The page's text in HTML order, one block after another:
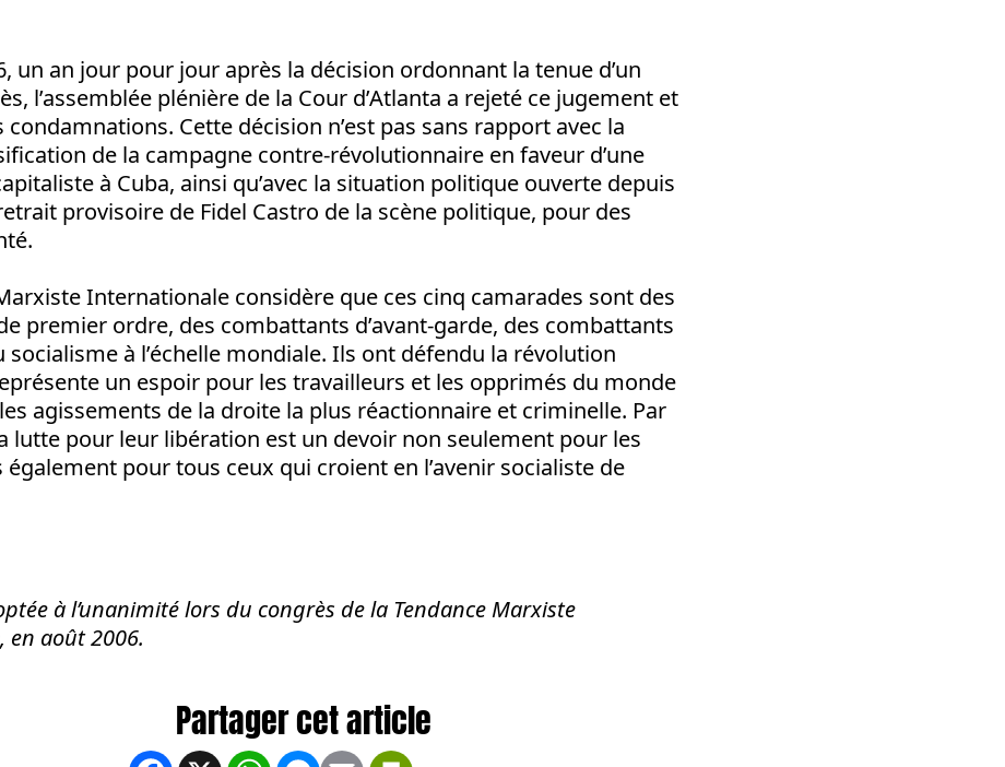
un an jour pour jour après la décision ordonnant la tenue d’un
l’assemblée plénière de la Cour d’Atlanta a rejeté ce jugement et
Cette décision n’est pas sans rapport avec la
de la campagne contre-révolutionnaire en faveur d’une
à Cuba, ainsi qu’avec la situation politique ouverte depuis
provisoire de Fidel Castro de la scène politique, pour des
Internationale considère que ces cinq camarades sont des
premier ordre, des combattants d’avant-garde, des combattants
socialisme à l’échelle mondiale. Ils ont défendu la révolution
un espoir pour les travailleurs et les opprimés du monde
agissements de la droite la plus réactionnaire et criminelle. Par
lutte pour leur libération est un devoir non seulement pour les
également pour tous ceux qui croient en l’avenir socialiste de
à l’unanimité lors du congrès de la Tendance Marxiste
août 2006.